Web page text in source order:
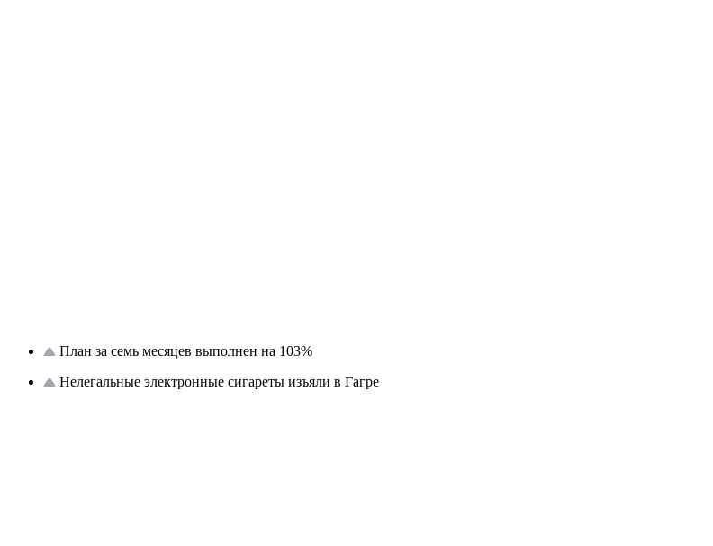
План за семь месяцев выполнен на 103%
Нелегальные электронные сигареты изъяли в Гагре